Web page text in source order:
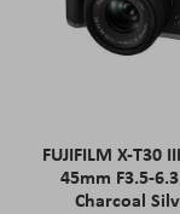
FUJIFILM X-T30
45mm F3.5-
Charcoal